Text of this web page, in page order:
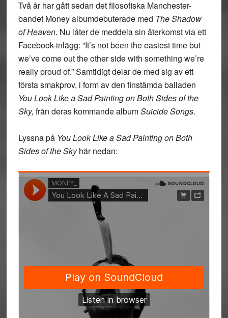
Två år har gått sedan det filosofiska Manchester-
bandet Money albumdebuterade med The Shadow
of Heaven. Nu låter de meddela sin återkomst via ett
Facebook-inlägg: ”It’s not been the easiest time but
we’ve come out the other side with something we’re
really proud of.” Samtidigt delar de med sig av ett
första smakprov, i form av den finstämda balladen
You Look Like a Sad Painting on Both Sides of the
Sky, från deras kommande albumSuicide Songs.
Lyssna på You Look Like a Sad Painting on Both
Sides of the Skyhär nedan: